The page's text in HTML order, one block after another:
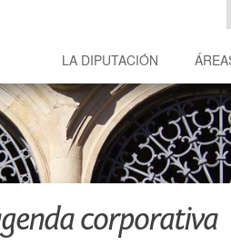
LA DIPUTACIÓN
corporativa